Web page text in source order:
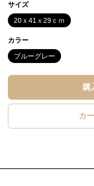
サイズ
20ｘ41ｘ29ｃｍ
カラー
ブルーグレー
購
カ